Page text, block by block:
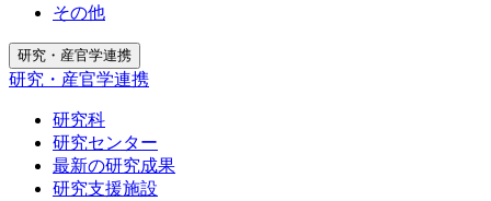
その他
研究・産官学連携
研究・産官学連携
研究科
研究センター
最新の研究成果
研究支援施設